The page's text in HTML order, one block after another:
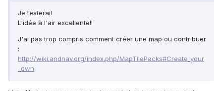
Je testerai!
L'idée à l'air excellente!!
J'ai pas trop compris comment créer une map ou contribuer
:
http://wiki.andnav.org/index.php/MapTilePacks#Create_your
_own